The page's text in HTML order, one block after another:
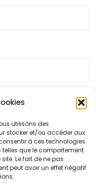
utilisons des
stocker et/ou accéder aux
à ces technologies
que le comportement
Le fait de ne pas
peut avoir un effet négatif
indésirables.
vos commentaires sont